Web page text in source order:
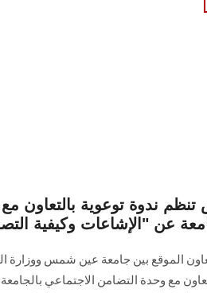
ندوة توعوية بالتعاون
الموقع بين جامعة عين شمس ووزارة
مع وحدة التضامن الاجتماعي